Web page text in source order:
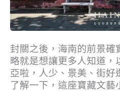
封關之後，海南的前景確
略就是想讓更多人知道，
亞啦，人少、景美、街好
了解一下，這座寶藏文藝